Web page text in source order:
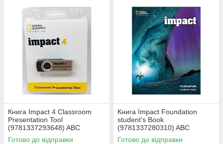
Книга Impact 4 Classroom
Presentation Tool
(9781337293648) ABC
Готово до відправки
Книга Impact Foundation
student's Book
(9781337280310) ABC
Готово до відправки